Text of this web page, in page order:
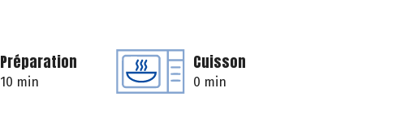
Préparation
10 min
Cuisson
0 min